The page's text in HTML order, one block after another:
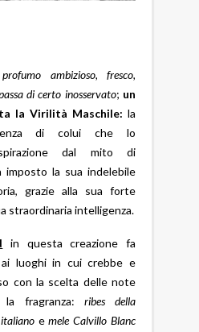
profumo ambizioso, fresco,
di certo inosservato; un
la Virilità Maschile: la
di colui che lo
dal mito di
imposto la sua indelebile
grazie alla sua forte
straordinaria intelligenza.
in questa creazione fa
luoghi in cui crebbe e
con la scelta delle note
la fragranza: ribes della
emele Calvillo Blanc